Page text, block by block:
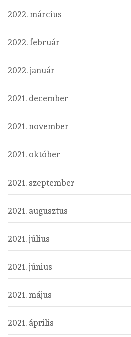
2022. március
2022. február
2022. január
2021. december
2021. november
2021. október
2021. szeptember
2021. augusztus
2021. július
2021. június
2021. május
2021. április